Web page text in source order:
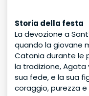
Storia della festa
La devozione a
quando la giovane
Catania durante le
la tradizione,
sua fede, e la sua
coraggio, purezza